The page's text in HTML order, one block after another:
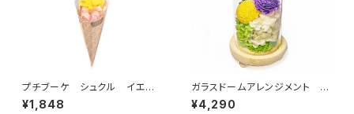
プチブーケ シュクル イエロ
ー B37930
¥1,848
ガラスドームアレンジメント 日
菜乃（ひなの)グリーン C363
40
¥4,290